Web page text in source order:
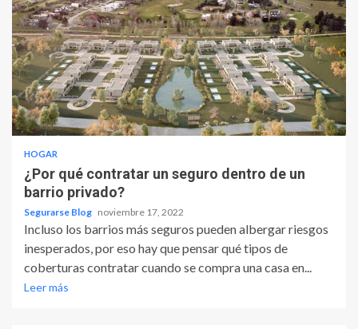
HOGAR
¿Por qué contratar un seguro dentro de un
barrio privado?
Segurarse Blog noviembre 17, 2022
Incluso los barrios más seguros pueden albergar riesgos
inesperados, por eso hay que pensar qué tipos de
coberturas contratar cuando se compra una casa en...
Leer más